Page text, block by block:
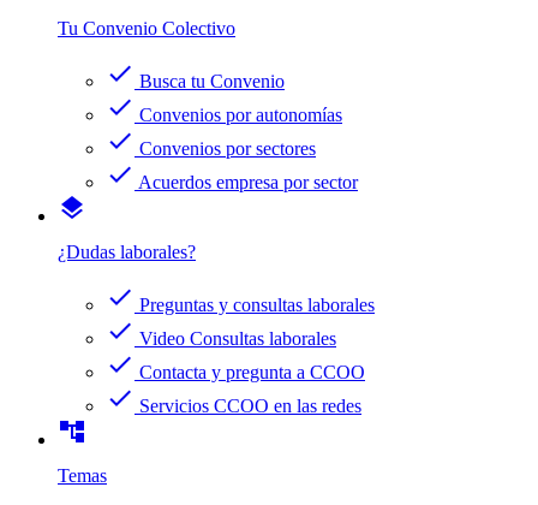
Tu Convenio Colectivo
check Busca tu Convenio
check Convenios por autonomías
check Convenios por sectores
check Acuerdos empresa por sector
layers
¿Dudas laborales?
check Preguntas y consultas laborales
check Video Consultas laborales
check Contacta y pregunta a CCOO
check Servicios CCOO en las redes
account_tree
Temas